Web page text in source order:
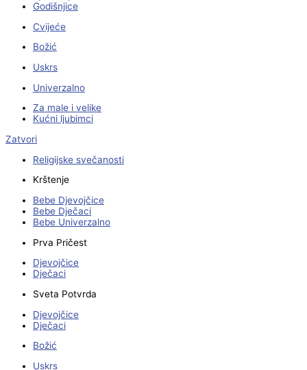
Godišnjice
Cvijeće
Božić
Uskrs
Univerzalno
Za male i velike
Kućni ljubimci
Zatvori
Religijske svečanosti
Krštenje
Bebe Djevojčice
Bebe Dječaci
Bebe Univerzalno
Prva Pričest
Djevojčice
Dječaci
Sveta Potvrda
Djevojčice
Dječaci
Božić
Uskrs